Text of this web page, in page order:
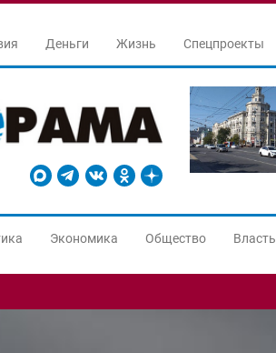
Деньги Жизнь Спецпроекты
Экономика Общество Власть